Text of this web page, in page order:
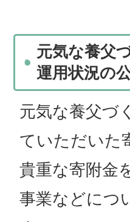
元気な養父
運用状況の
元気な養父づ
ていただいた
貴重な寄附金
事業などにつ